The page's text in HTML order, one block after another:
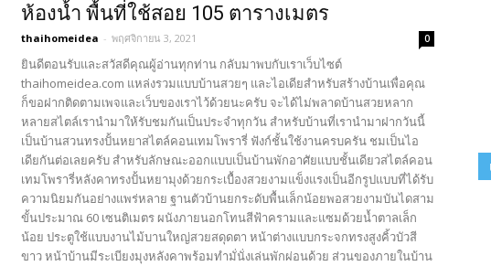
ห้องน้ำ พื้นที่ใช้สอย 105 ตารางเมตร
thaihomeidea - พฤศจิกายน 3, 2021 0
ยินดีตอนรับและสวัสดีคุณผู้อ่านทุกท่าน กลับมาพบกับเราเว็บไซต์
thaihomeidea.com แหล่งรวมแบบบ้านสวยๆ และไอเดียสำหรับสร้างบ้านเพื่อคุณ
ก็ขอฝากติดตามเพจและเว็บของเราไว้ด้วยนะครับ จะได้ไม่พลาดบ้านสวยหลาก
หลายสไตล์เรานำมาให้รับชมกันเป็นประจำทุกวัน สำหรับบ้านที่เรานำมาฝากวันนี้
เป็นบ้านสวนทรงปั้นหยาสไตล์คอนเทมโพรารี่ ฟังก์ชั้นใช้งานครบครัน ชมเป็นไอ
เดียกันต่อเลยครับ สำหรับลักษณะออกแบบเป็นบ้านพักอาศัยแบบชั้นเดียวสไตล์คอน
เทมโพรารี่หลังคาทรงปั้นหยามุงด้วยกระเบื้องสวยงามแข็งแรงเป็นอีกรูปแบบที่ได้รับ
ความนิยมกันอย่างแพร่หลาย ฐานตัวบ้านยกระดับพื้นเล็กน้อยพอสวยงามบันไดสาม
ขั้นประมาณ 60 เซนติเมตร ผนังภายนอกโทนสีฟ้าครามและแซมด้วยน้ำตาลเล็ก
น้อย ประตูใช้แบบงานไม้บานใหญ่สวยสดุดตา หน้าต่างแบบกระจกทรงสูงคิ้วบัวสี
ขาว หน้าบ้านมีระเบียงมุงหลังคาพร้อมทำมั่นั่งเล่นพักผ่อนด้วย ส่วนของภายในบ้าน